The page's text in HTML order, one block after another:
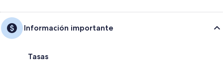
Información importante
Tasas